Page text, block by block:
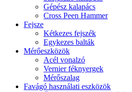
Gépész kalapács
Cross Peen Hammer
Fejsze
Kétkezes fejszék
Egykezes balták
Mérőeszközök
Acél vonalzó
Vernier féknyergek
Mérőszalag
Favágó használati eszközök